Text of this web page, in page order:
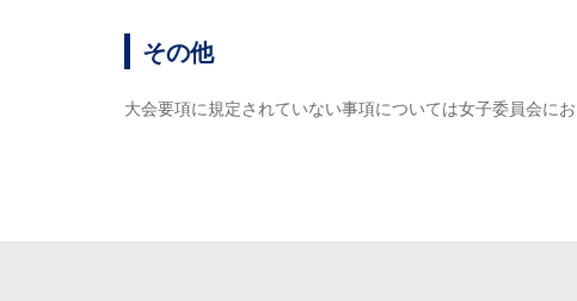
その他
大会要項に規定されていない事項については女子委員会にお